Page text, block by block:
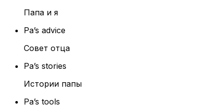
Папа и я
Pa’s advice
Совет отца
Pa’s stories
Истории папы
Pa’s tools